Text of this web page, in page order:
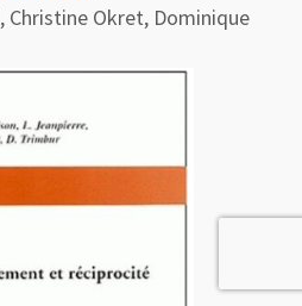
, Christine Okret, Dominique